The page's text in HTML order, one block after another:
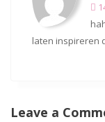
laten inspireren
Leave a